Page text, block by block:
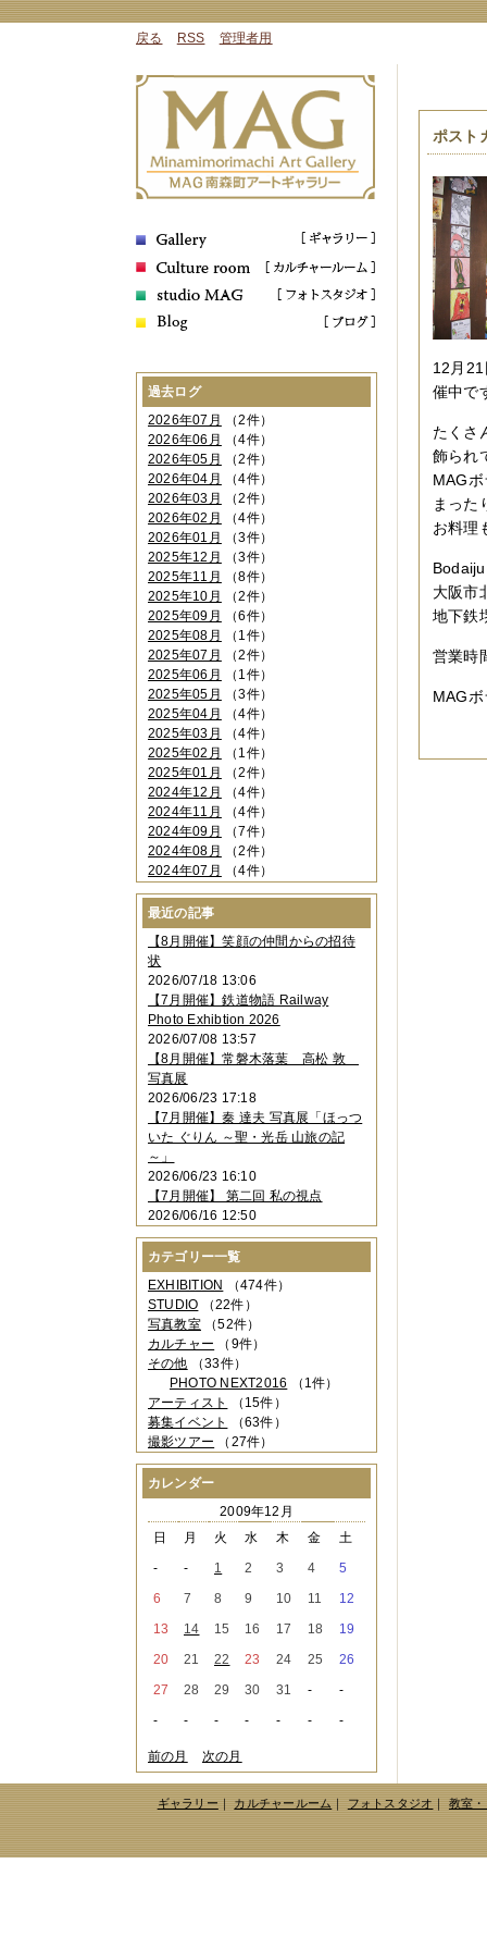
戻る RSS 管理者用
ポスト
12月
催中で
たくさ
飾られ
MAG
まった
お料理
大阪市
地下鉄
営業時
MAG
過去ログ
2026年07月
（2件）
2026年06月
（4件）
2026年05月
（2件）
2026年04月
（4件）
2026年03月
（2件）
2026年02月
（4件）
2026年01月
（3件）
2025年12月
（3件）
2025年11月
（8件）
2025年10月
（2件）
2025年09月
（6件）
2025年08月
（1件）
2025年07月
（2件）
2025年06月
（1件）
2025年05月
（3件）
2025年04月
（4件）
2025年03月
（4件）
2025年02月
（1件）
2025年01月
（2件）
2024年12月
（4件）
2024年11月
（4件）
2024年09月
（7件）
2024年08月
（2件）
2024年07月
（4件）
2024年06月（4件）
2024年04月
2024年03月（3件）
2024年02月（2件）
2023年12月
2023年11月 （4件）
2023年10月（3件）
2023年09月（4件）
2023年08月 （1件）
2023年06月（3件）
2023年05月
2023年04月 （2件）
2023年03月（5件）
2023年02月（3件）
2023年01月
2022年12月 （3件）
2022年11月（2件）
2022年10月（4件）
2022年09月（2件）
2022年08月
（3件）
2022年07月（3件）
2022年05月（4件）
2022年04月（2件）
2022年03月
（5件）
2022年02月（3件）
2022年01月（3件）
2021年12月（2件）
2021年11月（3件）
2021年10月
（1件）
2021年08月
2021年07月（1件）
2021年06月（3件）
2021年05月（2件）
2021年03月（3件）
2021年02月 （1件）
2020年12月（3件）
2020年11月（6件）
2020年09月（5件）
2020年06月（2件）
2020年04月（4件）
2020年03月（9件）
2020年02月（3件）
2020年01月（5件）
2019年12月（3件）
最近の記事
【8月開催】笑顔の仲間からの招待
状
2026/07/18 13:06
【7月開催】鉄道物語 Railway
Photo Exhibtion 2026
2026/07/08 13:57
【8月開催】常磐木落葉 高松 敦
写真展
2026/06/23 17:18
【7月開催】秦 達夫 写真展「ほっつ
いた ぐりん ～聖・光岳 山旅の記
～」
2026/06/23 16:10
【7月開催】 第二回 私の視点
2026/06/16 12:50
カテゴリー一覧
EXHIBITION （474件）
STUDIO （22件）
写真教室（52件）
カルチャー （9件）
その他 （33件）
PHOTO NEXT2016 （1件）
アーティスト
（15件）
募集イベント
（63件）
撮影ツアー （27件）
カレンダー
2009年12月
日
月 火 水 木 金
土
-
- 1 2 3 4
5
6
7 8 9 10 11
12
13
14 15 16 17 18
19
20
21 22 23 24 25
26
27
28 29 30 31 -
-
-
- - - - - -
前の月 次の月
ギャラリー｜ カルチャールーム｜ フォトスタジオ｜ 教室